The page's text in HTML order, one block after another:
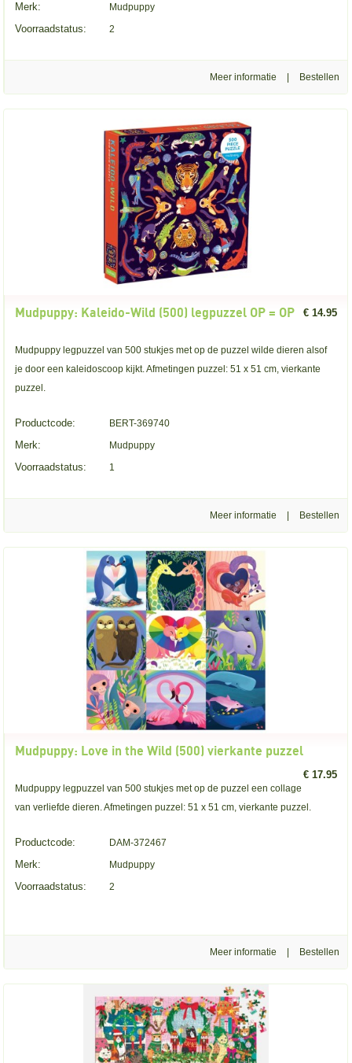
Merk: Mudpuppy
Voorraadstatus: 2
Meer informatie
Mudpuppy: Kaleido-Wild (500) legpuzzel OP = OP € 14.95
Mudpuppy legpuzzel van 500 stukjes met op de puzzel wilde dieren alsof
je door een kaleidoscoop kijkt. Afmetingen puzzel: 51 x 51 cm, vierkante
puzzel.
Productcode: BERT-369740
Merk: Mudpuppy
Voorraadstatus: 1
Meer informatie
Mudpuppy: Love in the Wild (500) vierkante puzzel
€ 17.95
Mudpuppy legpuzzel van 500 stukjes met op de puzzel een collage
van verliefde dieren. Afmetingen puzzel: 51 x 51 cm, vierkante puzzel.
Productcode: DAM-372467
Merk: Mudpuppy
Voorraadstatus: 2
Meer informatie